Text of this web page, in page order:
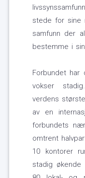
stede for sine
samfunn der
bestemme i
Forbundet har
vokser
verdens
av en
forbundets
omtrent
10 kontorer
stadig